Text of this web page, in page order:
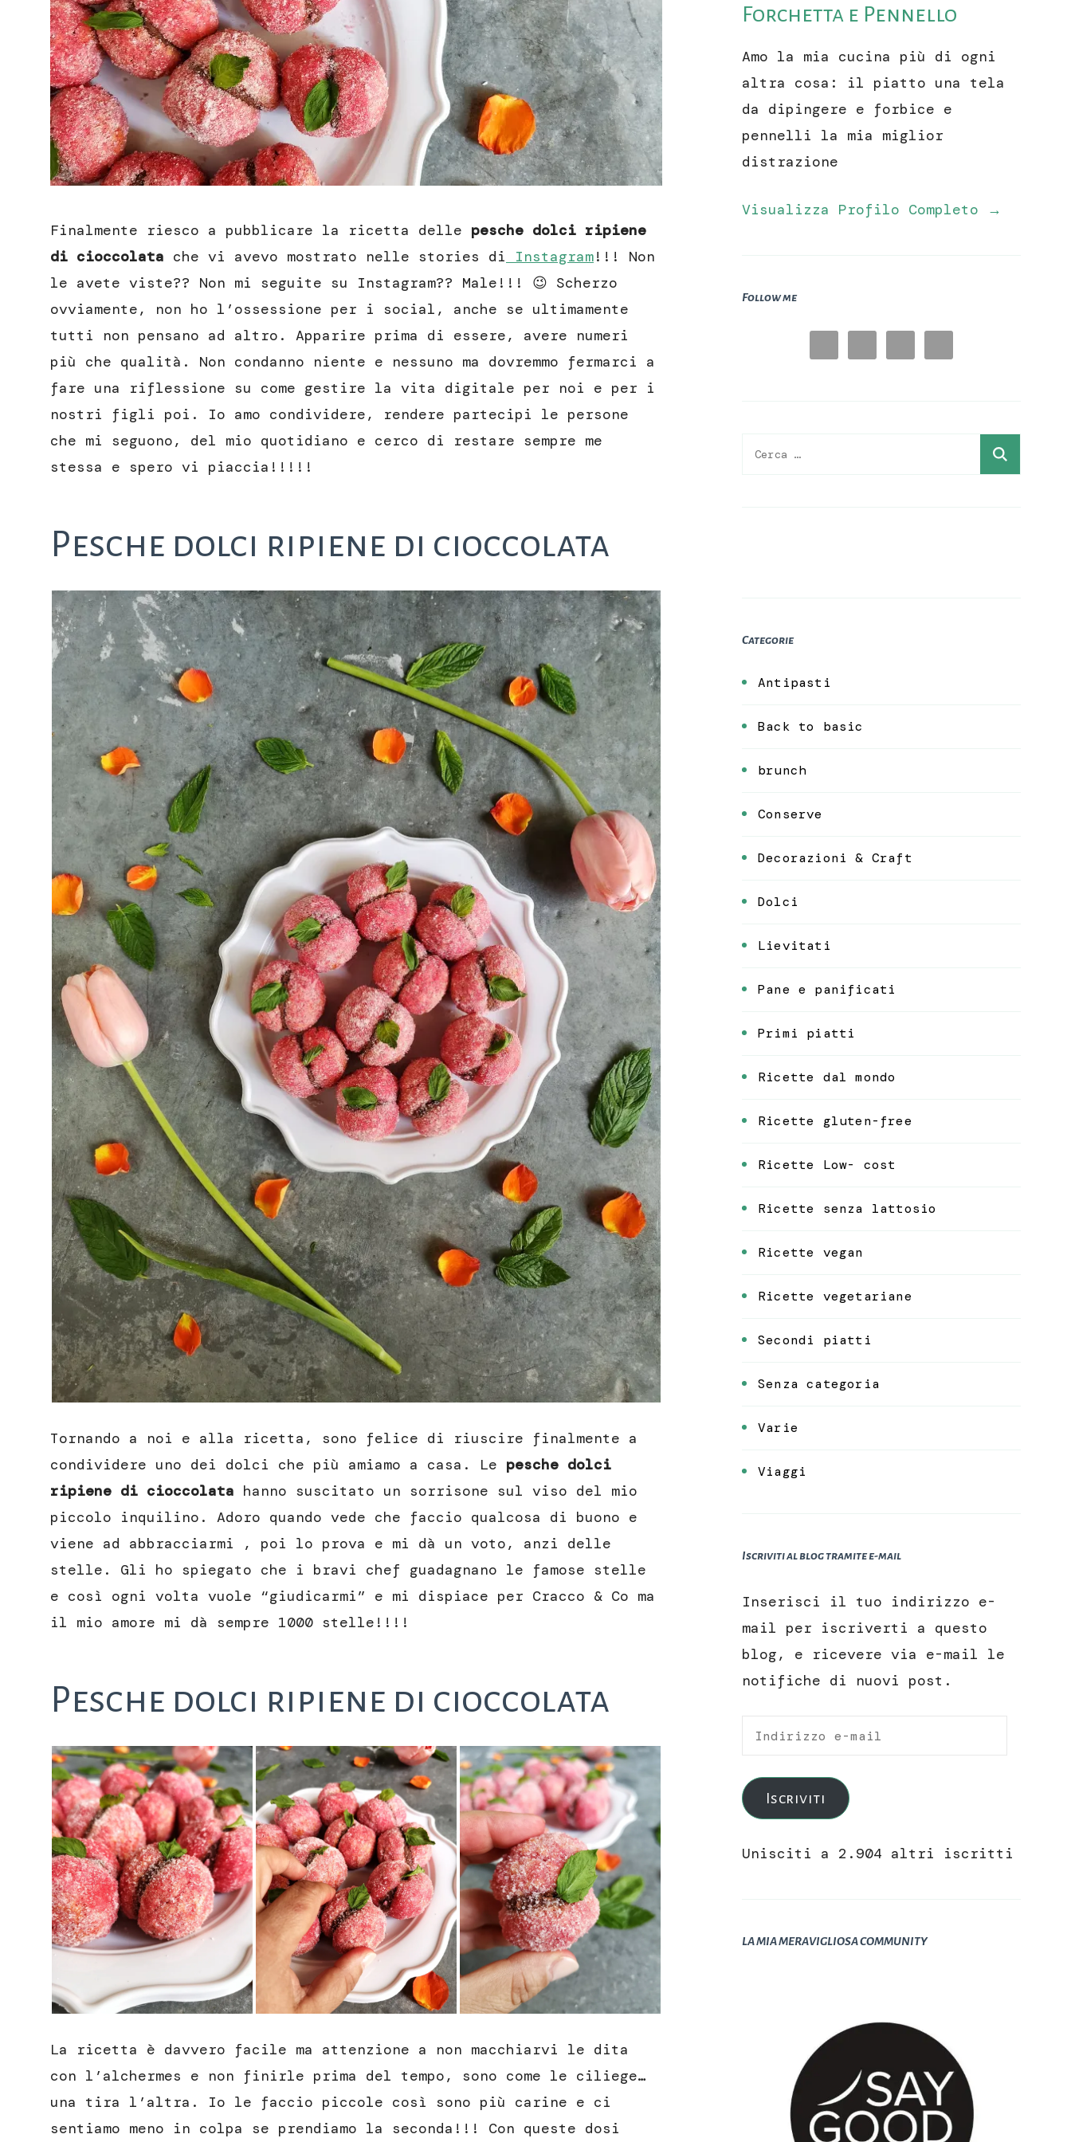
Finalmente riesco a pubblicare la ricetta delle pesche dolci ripiene
di cioccolata che vi avevo mostrato nelle stories di Instagram!!! Non
le avete viste?? Non mi seguite su Instagram?? Male!!! 😉 Scherzo
ovviamente, non ho l’ossessione per i social, anche se ultimamente
tutti non pensano ad altro. Apparire prima di essere, avere numeri
più che qualità. Non condanno niente e nessuno ma dovremmo fermarci a
fare una riflessione su come gestire la vita digitale per noi e per i
nostri figli poi. Io amo condividere, rendere partecipi le persone
che mi seguono, del mio quotidiano e cerco di restare sempre me
stessa e spero vi piaccia!!!!!
Pesche dolci ripiene di cioccolata
Tornando a noi e alla ricetta, sono felice di riuscire finalmente a
condividere uno dei dolci che più amiamo a casa. Le pesche dolci
ripiene di cioccolata hanno suscitato un sorrisone sul viso del mio
piccolo inquilino. Adoro quando vede che faccio qualcosa di buono e
viene ad abbracciarmi , poi lo prova e mi dà un voto, anzi delle
stelle. Gli ho spiegato che i bravi chef guadagnano le famose stelle
e così ogni volta vuole “giudicarmi” e mi dispiace per Cracco & Co ma
il mio amore mi dà sempre 1000 stelle!!!!
Pesche dolci ripiene di cioccolata
La ricetta è davvero facile ma attenzione a non macchiarvi le dita
con l’alchermes e non finirle prima del tempo, sono come le ciliege…
una tira l’altra. Io le faccio piccole così sono più carine e ci
sentiamo meno in colpa se prendiamo la seconda!!! Con queste dosi
Forchetta e Pennello
Amo la mia cucina più di ogni
altra cosa: il piatto una tela
da dipingere e forbice e
pennelli la mia miglior
distrazione
Visualizza Profilo Completo →
Follow me
Ricerca
Categorie
Antipasti
Back to basic
brunch
Conserve
Decorazioni & Craft
Dolci
Lievitati
Pane e panificati
Primi piatti
Ricette dal mondo
Ricette gluten-free
Ricette Low- cost
Ricette senza lattosio
Ricette vegan
Ricette vegetariane
Secondi piatti
Senza categoria
Varie
Viaggi
Iscriviti al blog tramite e-mail
Inserisci il tuo indirizzo e-
mail per iscriverti a questo
blog, e ricevere via e-mail le
notifiche di nuovi post.
Indirizzo
mail
Iscriviti
Unisciti a 2.904 altri iscritti
LA MIA MERAVIGLIOSA COMMUNITY